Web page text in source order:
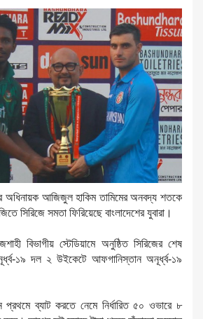
অধিনায়ক আজিজুল হাকিম তামিমের অনবদ্য শতকে
সিরিজে সমতা ফিরিয়েছে বাংলাদেশের যুবারা।
বিভাগীয় স্টেডিয়ামে অনুষ্ঠিত সিরিজের শেষ
১৯ দল ২ উইকেটে আফগানিস্তান অনূর্ধ্ব-১৯
ব্যাট করতে নেমে নির্ধারিত ৫০ ওভারে ৮